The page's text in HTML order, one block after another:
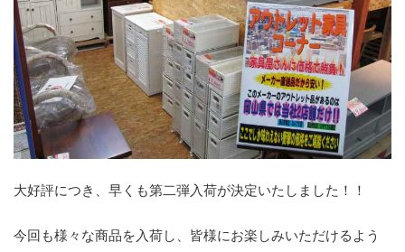
大好評につき、早くも第二弾入荷が決定いたしました！！
今回も様々な商品を入荷し、皆様にお楽しみいただけるよう